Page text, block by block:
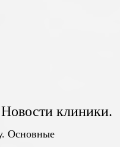
клиники.
Основные